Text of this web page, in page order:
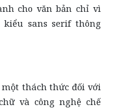
cho văn bản chỉ vì
sans serif thông
một thách thức đối với
và công nghệ chế